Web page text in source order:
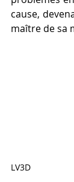
cause,
maître de sa
LV3D